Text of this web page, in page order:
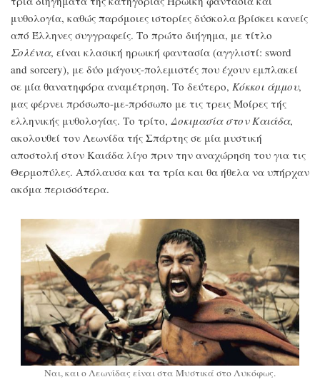
μυθολογία, καθώς παρόμοιες ιστορίες δύσκολα βρίσκει κανείς
από Έλληνες συγγραφείς. Το πρώτο διήγημα, με τίτλο
Σολένια, είναι κλασική ηρωική φαντασία (αγγλιστί: sword
and sorcery), με δύο μάγους-πολεμιστές που έχουν εμπλακεί
σε μία θανατηφόρα αναμέτρηση. Το δεύτερο, Κόκκοι άμμου,
μας φέρνει πρόσωπο-με-πρόσωπο με τις τρεις Μοίρες τής
ελληνικής μυθολογίας. Το τρίτο, Δοκιμασία στον Καιάδα,
ακολουθεί τον Λεωνίδα τής Σπάρτης σε μία μυστική
αποστολή στον Καιάδα λίγο πριν την αναχώρηση του για τις
Θερμοπύλες. Απόλαυσα και τα τρία και θα ήθελα να υπήρχαν
ακόμα περισσότερα.
Ναι, και ο Λεωνίδας είναι στα Μυστικά στο Λυκόφως.